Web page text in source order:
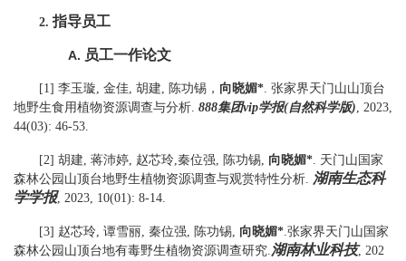
2. 指导员工
A. 员工一作论文
[1] 李玉璇, 金佳, 胡建, 陈功锡， 向晓媚*. 张家界天门山山顶台
地野生食用植物资源调查与分析. 888集团vip学报(自然科学版), 2023,
44(03): 46-53.
[2] 胡建, 蒋沛婷, 赵芯玲,秦位强, 陈功锡, 向晓媚*. 天门山国家
森林公园山顶台地野生植物资源调查与观赏特性分析. 湖南生态科
学学报, 2023, 10(01): 8-14.
[3] 赵芯玲, 谭雪丽, 秦位强, 陈功锡, 向晓媚*.张家界天门山国家
森林公园山顶台地有毒野生植物资源调查研究.湖南林业科技, 202